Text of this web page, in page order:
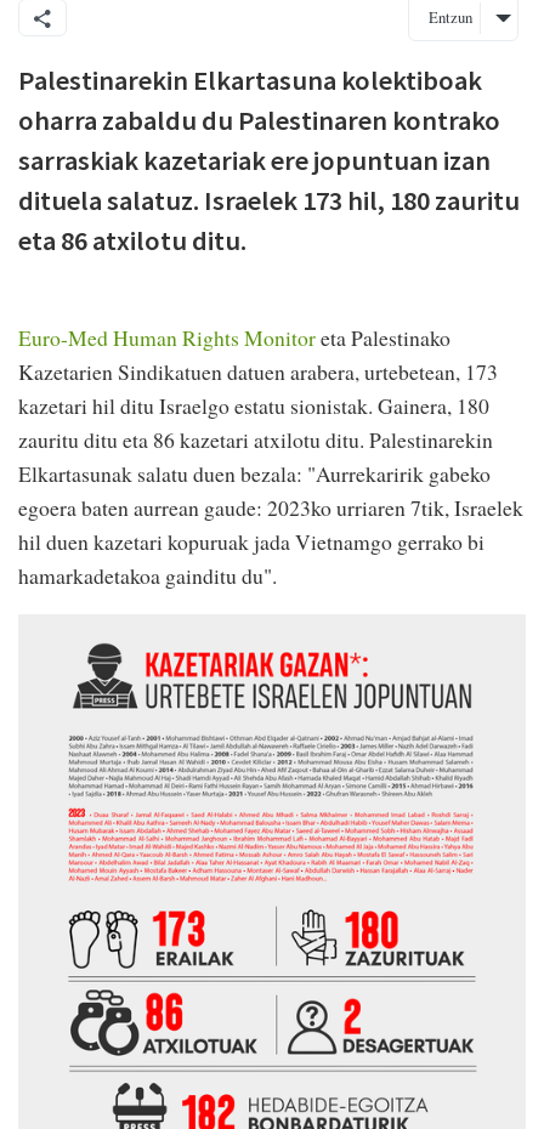
Entzun
Palestinarekin Elkartasuna kolektiboak
oharra zabaldu du Palestinaren kontrako
sarraskiak kazetariak ere jopuntuan izan
dituela salatuz. Israelek 173 hil, 180 zauritu
eta 86 atxilotu ditu.
Euro-Med Human Rights Monitoreta Palestinako
Kazetarien Sindikatuen datuen arabera, urtebetean, 173
kazetari hil ditu Israelgo estatu sionistak. Gainera, 180
zauritu ditu eta 86 kazetari atxilotu ditu. Palestinarekin
Elkartasunak salatu duen bezala: "Aurrekaririk gabeko
egoera baten aurrean gaude: 2023ko urriaren 7tik, Israelek
hil duen kazetari kopuruak jada Vietnamgo gerrako bi
hamarkadetakoa gainditu du".